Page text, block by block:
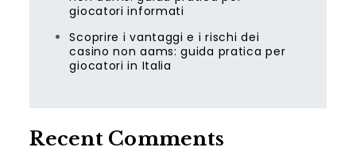
giocatori informati
Scoprire i vantaggi e i rischi dei
casino non aams: guida pratica per
giocatori in Italia
Recent Comments